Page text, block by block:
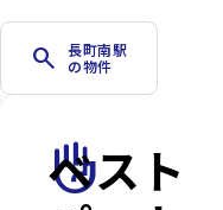
search
長町南駅
の物件
front_hand
ベスト